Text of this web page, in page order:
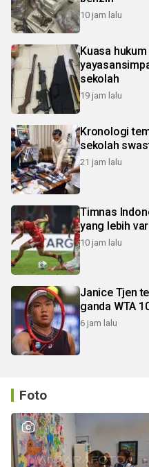
10 jam lalu
Kuasa
sekolah
19 jam lalu
Kronologi
sekolah
21 jam lalu
Timnas
yang lebih
10 jam lalu
Janice Tjen
ganda WTA
6 jam lalu
Foto